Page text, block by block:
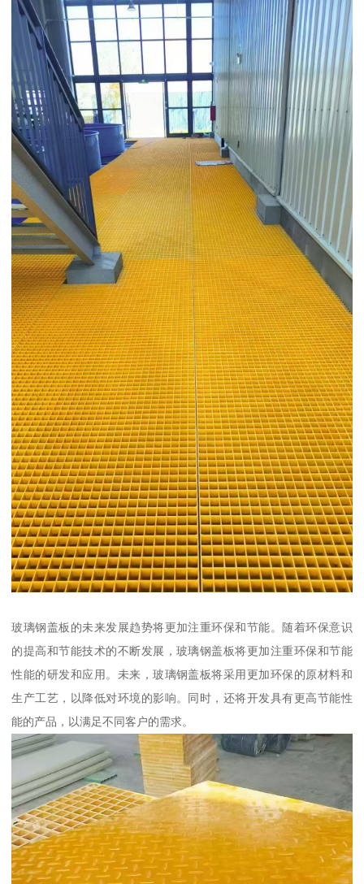
玻璃钢盖板的未来发展趋势将更加注重环保和节能。随着环保意识
的提高和节能技术的不断发展，玻璃钢盖板将更加注重环保和节能
性能的研发和应用。未来，玻璃钢盖板将采用更加环保的原材料和
生产工艺，以降低对环境的影响。同时，还将开发具有更高节能性
能的产品，以满足不同客户的需求。